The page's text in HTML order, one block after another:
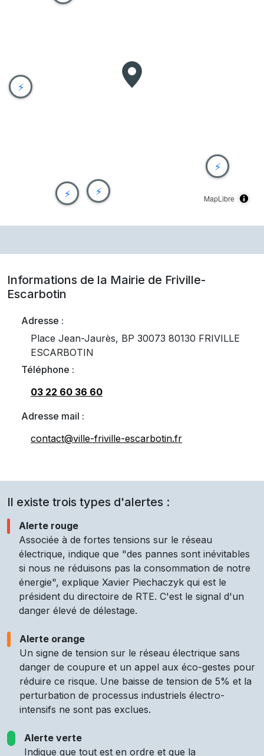
⚡
⚡
⚡
⚡
MapLibre
Informations de la Mairie de Friville-
Escarbotin
Adresse :
Place Jean-Jaurès, BP 30073 80130 FRIVILLE
ESCARBOTIN
Téléphone :
03 22 60 36 60
Adresse mail :
contact@ville-friville-escarbotin.fr
Il existe trois types d'alertes :
Alerte rouge
Associée à de fortes tensions sur le réseau
électrique, indique que "des pannes sont inévitables
si nous ne réduisons pas la consommation de notre
énergie", explique Xavier Piechaczyk qui est le
président du directoire de RTE. C'est le signal d'un
danger élevé de délestage.
Alerte orange
Un signe de tension sur le réseau électrique sans
danger de coupure et un appel aux éco-gestes pour
réduire ce risque. Une baisse de tension de 5% et la
perturbation de processus industriels électro-
intensifs ne sont pas exclues.
Alerte verte
Indique que tout est en ordre et que la